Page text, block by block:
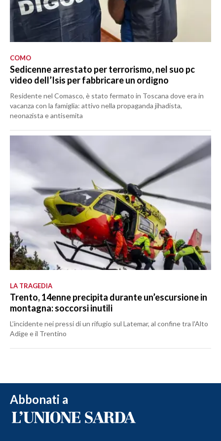
COMO
Sedicenne arrestato per terrorismo, nel suo pc
video dell’Isis per fabbricare un ordigno
Residente nel Comasco, è stato fermato in Toscana dove era in
vacanza con la famiglia: attivo nella propaganda jihadista,
neonazista e antisemita
LA TRAGEDIA
Trento, 14enne precipita durante un’escursione in
montagna: soccorsi inutili
L’incidente nei pressi di un rifugio sul Latemar, al confine tra l'Alto
Adige e il Trentino
Abbonati a